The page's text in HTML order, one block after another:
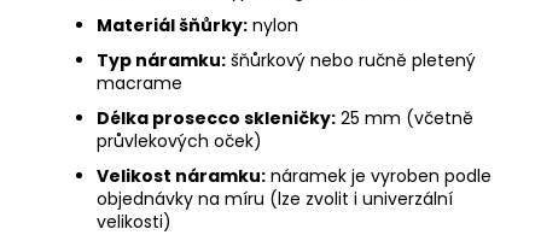
Materiál šňůrky: nylon
Typ náramku: šňůrkový nebo ručně pletený
macrame
Délka prosecco skleničky: 25 mm (včetně
průvlekových oček)
Velikost náramku: náramek je vyroben podle
objednávky na míru (lze zvolit i univerzální
velikosti)